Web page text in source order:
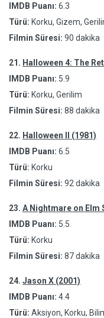
IMDB Puanı: 6.3
Türü: Korku, Gizem,
Filmin Süresi: 90 dakika
21. Halloween 4: The
IMDB Puanı: 5.9
Türü: Korku, Gerilim
Filmin Süresi: 88 dakika
22. Halloween II (1981)
IMDB Puanı: 6.5
Türü: Korku
Filmin Süresi: 92 dakika
23. A Nightmare on Elm
IMDB Puanı: 5.5
Türü: Korku
Filmin Süresi: 87 dakika
24. Jason X (2001)
IMDB Puanı: 4.4
Türü: Aksiyon, Korku,